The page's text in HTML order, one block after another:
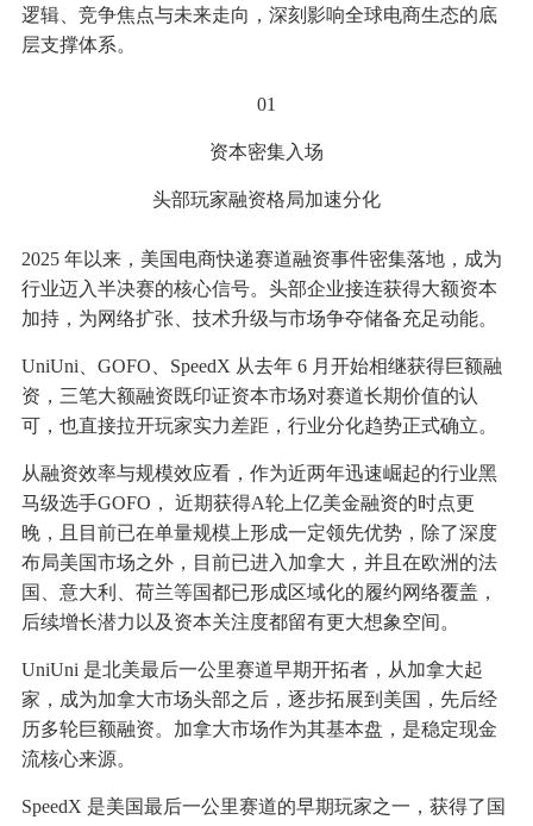
逻辑、竞争焦点与未来走向，深刻影响全球电商生态的底
层支撑体系。
01
资本密集入场
头部玩家融资格局加速分化
2025 年以来，美国电商快递赛道融资事件密集落地，成为
行业迈入半决赛的核心信号。头部企业接连获得大额资本
加持，为网络扩张、技术升级与市场争夺储备充足动能。
UniUni、GOFO、SpeedX 从去年 6 月开始相继获得巨额融
资，三笔大额融资既印证资本市场对赛道长期价值的认
可，也直接拉开玩家实力差距，行业分化趋势正式确立。
从融资效率与规模效应看，作为近两年迅速崛起的行业黑
马级选手GOFO， 近期获得A轮上亿美金融资的时点更
晚，且目前已在单量规模上形成一定领先优势，除了深度
布局美国市场之外，目前已进入加拿大，并且在欧洲的法
国、意大利、荷兰等国都已形成区域化的履约网络覆盖，
后续增长潜力以及资本关注度都留有更大想象空间。
UniUni 是北美最后一公里赛道早期开拓者，从加拿大起
家，成为加拿大市场头部之后，逐步拓展到美国，先后经
历多轮巨额融资。加拿大市场作为其基本盘，是稳定现金
流核心来源。
SpeedX 是美国最后一公里赛道的早期玩家之一，获得了国